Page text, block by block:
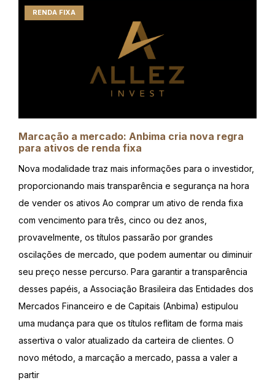
RENDA FIXA
Marcação a mercado: Anbima cria nova regra
para ativos de renda fixa
Nova modalidade traz mais informações para o investidor,
proporcionando mais transparência e segurança na hora
de vender os ativos Ao comprar um ativo de renda fixa
com vencimento para três, cinco ou dez anos,
provavelmente, os títulos passarão por grandes
oscilações de mercado, que podem aumentar ou diminuir
seu preço nesse percurso. Para garantir a transparência
desses papéis, a Associação Brasileira das Entidades dos
Mercados Financeiro e de Capitais (Anbima) estipulou
uma mudança para que os títulos reflitam de forma mais
assertiva o valor atualizado da carteira de clientes. O
novo método, a marcação a mercado, passa a valer a
partir